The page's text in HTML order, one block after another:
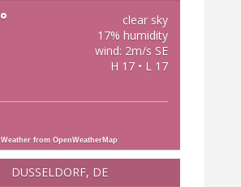
°
clear sky
17% humidity
wind: 2m/s SE
H 17 • L 17
Weather from OpenWeatherMap
DÜSSELDORF, DE